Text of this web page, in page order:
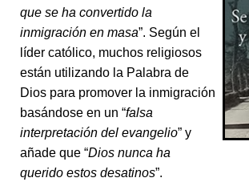
que se ha convertido la
inmigración en masa”. Según el
líder católico, muchos religiosos
están utilizando la Palabra de
Dios para promover la inmigración
basándose en un “falsa
interpretación del evangelio” y
añade que “Dios nunca ha
querido estos desatinos”.